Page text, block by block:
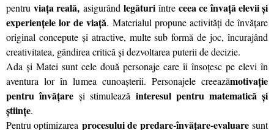
pentruviaţa reală, asigurând legăturiîntreceea ce învaţă elevii şi
experienţele lor de viaţă. Materialul propune activități de învățare
original concepute și atractive, multe sub formă de joc, încurajând
creativitatea, gândirea critică şi dezvoltarea puterii de decizie.
Ada și Matei sunt cele două personaje care îi însoțesc pe elevi în
aventura lor în lumea cunoașterii. Personajele creeazămotivație
pentru învățare și stimulează interesul pentru matematică și
științe.
Pentru optimizarea procesului de predare-învăţare-evaluaresunt